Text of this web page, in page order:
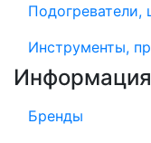
Подогреватели,
Инструменты,
Информация
Бренды